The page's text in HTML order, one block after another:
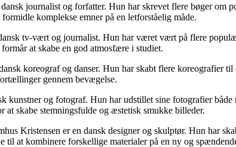
journalist og forfatter. Hun har skrevet flere bøger
komplekse emner på en letforståelig måde.
tv-vært og journalist. Hun har været vært på flere
at skabe en god atmosfære i studiet.
koreograf og danser. Hun har skabt flere koreografier
gennem bevægelse.
kunstner og fotograf. Hun har udstillet sine fotografier
at skabe stemningsfulde og æstetisk smukke billeder.
Kristensen er en dansk designer og skulptør. Hun har
til at kombinere forskellige materialer på en ny og